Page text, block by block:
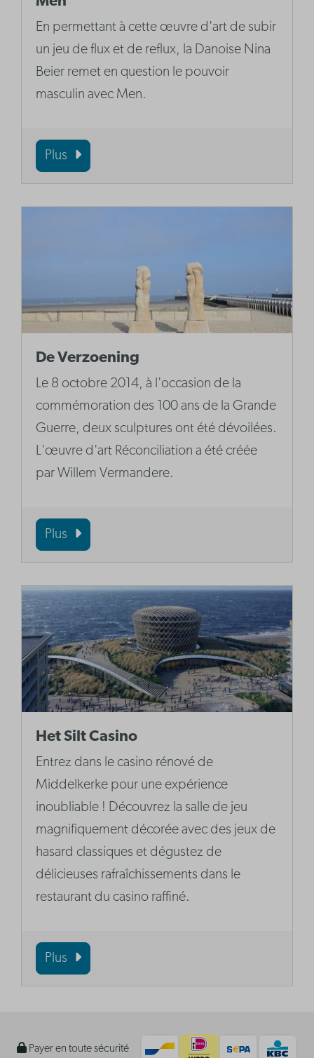
En permettant à cette œuvre d'art de subir
un jeu de flux et de reflux, la Danoise Nina
Beier remet en question le pouvoir
masculin avec Men.
Plus
De Verzoening
Le 8 octobre 2014, à l'occasion de la
commémoration des 100 ans de la Grande
Guerre, deux sculptures ont été dévoilées.
L'œuvre d'art Réconciliation a été créée
par Willem Vermandere.
Plus
Het Silt Casino
Entrez dans le casino rénové de
Middelkerke pour une expérience
inoubliable ! Découvrez la salle de jeu
magnifiquement décorée avec des jeux de
hasard classiques et dégustez de
délicieuses rafraîchissements dans le
restaurant du casino raffiné.
Plus
Payer en toute sécurité